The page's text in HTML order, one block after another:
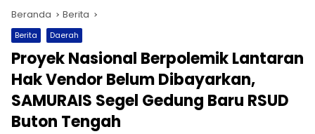
Beranda Berita
Berita Daerah
Proyek Nasional Berpolemik Lantaran
Hak Vendor Belum Dibayarkan,
SAMURAIS Segel Gedung Baru RSUD
Buton Tengah